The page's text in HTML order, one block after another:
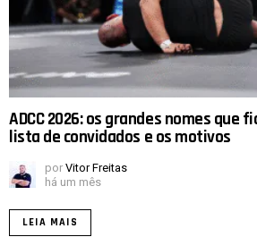
ADCC 2026: os grandes nomes que
lista de convidados e os motivos
por Vitor Freitas
há um mês
LEIA MAIS